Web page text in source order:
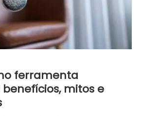
ferramenta
mitos e